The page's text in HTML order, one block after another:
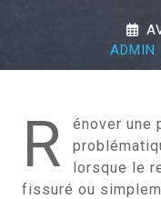
ADMIN
R
énover une
lorsque le
fissuré ou